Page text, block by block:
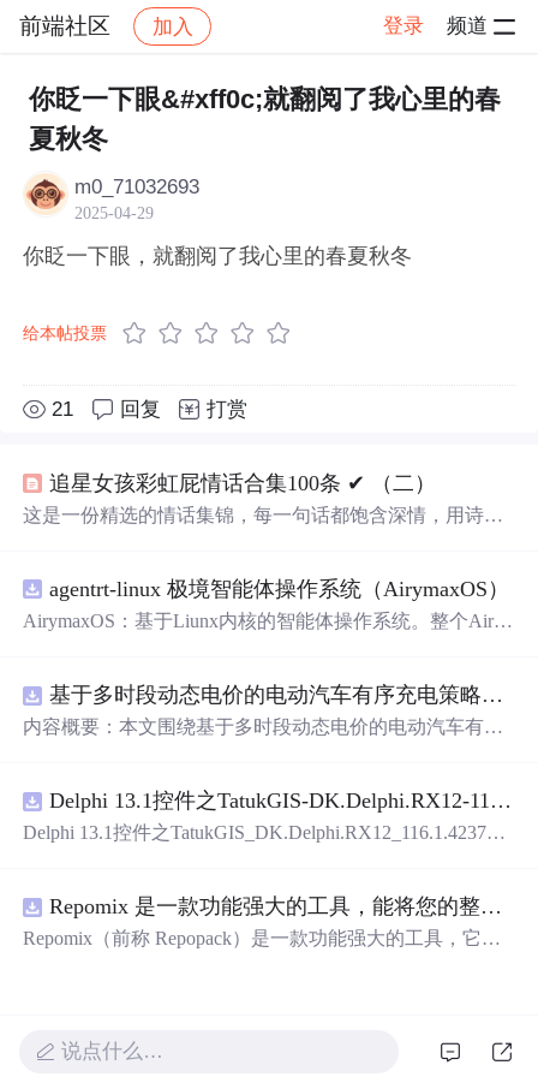
前端社区 加入 登录 频道
社区 前端社区 感慨 帖子详情
你眨一下眼&#xff0c;就翻阅了我心里的春
夏秋冬
m0_71032693
2025-04-29
你眨一下眼，就翻阅了我心里的春夏秋冬
给本帖投票
21 回复 打赏
追星女孩彩虹屁情话合集100条 ✔︎ （二）
这是一份精选的情话集锦，每一句话都饱含深情，用诗意
的思念与热爱。
agentrt-linux 极境智能体操作系统（AirymaxOS）
AirymaxOS：基于Liunx内核的智能体操作系统。整个Airy
度更快，运行更稳定。
基于多时段动态电价的电动汽车有序充电策略优化（Matlab代码实现）
内容概要：本文围绕基于多时段动态电价的电动汽车有序
降低用户充电成本。文中系统设计了多时段电价模型，深
入分析其对电动汽车充电需求的引导机制，构建了兼顾经
曲线，验证了该策略在削峰填谷、提升可再生能源消纳能
力以及实现电网与用户双赢方面的有效性。研究进一步考
虑了用户响应行为的不确定性，增强了模型在实际应用中
用场景及目标：①应用于城市充电站、住宅区充电桩等集
Delphi 13.1控件之TatukGIS-DK.Delphi.RX12-116.1.42371.exe.zip
Delphi 13.1控件之TatukGIS_DK.Delphi.RX12_116.1.42371.e
Repomix 是一款功能强大的工具，能将您的整个代码库打包成单个 AI 友好型文件
Repomix（前称 Repopack）是一款功能强大的工具，它能
xity、Gemini、Gemma、Llama、Grok等时，它是完美的选
择
说点什么…